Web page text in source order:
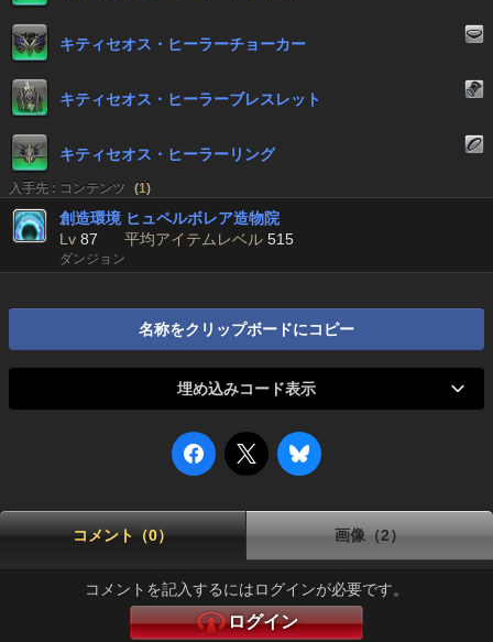
キティセオス・ヒーラーチョーカー
キティセオス・ヒーラーブレスレット
キティセオス・ヒーラーリング
入手先 : コンテンツ (1)
創造環境 ヒュペルボレア造物院
Lv 87 平均アイテムレベル 515
ダンジョン
名称をクリップボードにコピー
埋め込みコード表示
コメント（0） 画像（2）
コメントを記入するにはログインが必要です。
ログイン